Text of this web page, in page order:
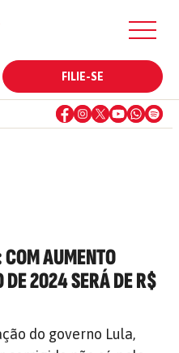
FILIE-SE
AUMENTO
2024 SERÁ DE R$
do governo Lula,